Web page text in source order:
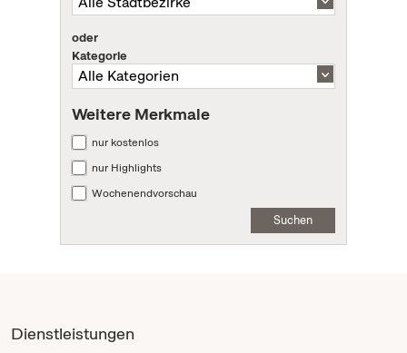
oder
Kategorie
Weitere Merkmale
nur kostenlos
nur Highlights
Wochenendvorschau
Suchen
Dienstleistungen